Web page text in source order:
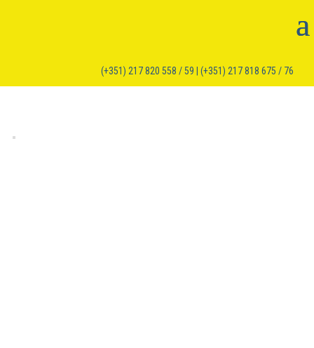
(+351) 217 820 558 / 59 | (+351) 217 818 675 / 76